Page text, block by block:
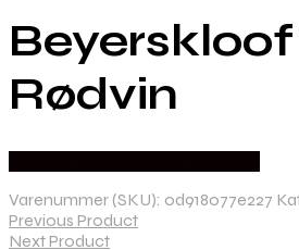
Rødvin
Varenummer (SKU): 0d918077e227
Previous Product
Next Product